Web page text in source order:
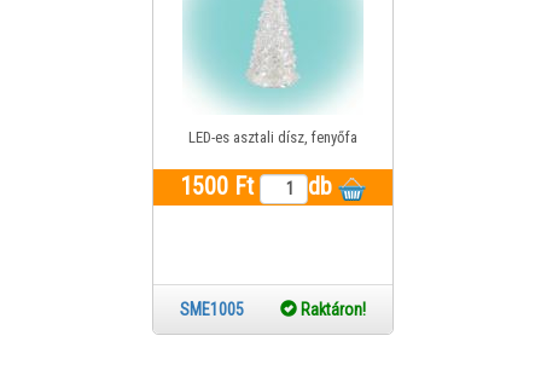
LED-es asztali dísz, fenyőfa
1500 Ft db
SME1005 Raktáron!